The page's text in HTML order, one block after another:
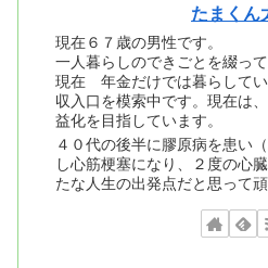
たまくん
現在６７歳の男性です。
一人暮らしのできごとを綴って
現在 年金だけでは暮らして
収入口を模索中です。現在は
益化を目指しています。
４０代の後半に膠原病を患い
し心筋梗塞になり、２度の心
たな人生の出発点だと思って頑